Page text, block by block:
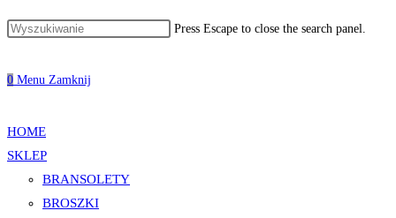
Press Escape to close the search panel.
0 Menu Zamknij
HOME
SKLEP
BRANSOLETY
BROSZKI